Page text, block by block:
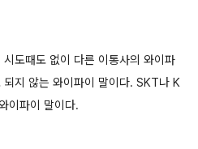
도때도 없이 다른 이통사의 와이파
지 않는 와이파이 말이다. SKT나 K
이파이 말이다.